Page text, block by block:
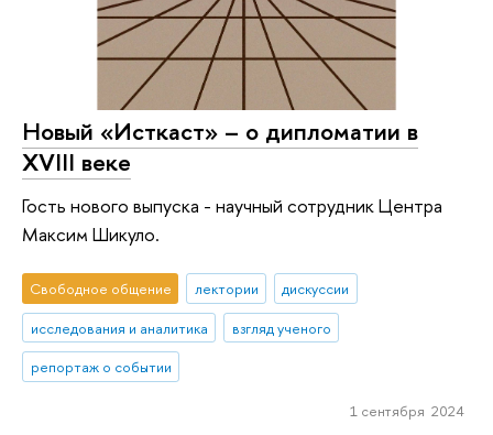
Новый «Исткаст» – о дипломатии в
XVIII веке
Гость нового выпуска - научный сотрудник Центра
Максим Шикуло.
Свободное общение лектории
дискуссии
исследования и аналитика
взгляд ученого
репортаж о событии
1 сентября 2024